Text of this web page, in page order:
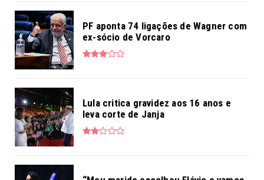
PF aponta 74 ligações de Wagner com
ex-sócio de Vorcaro
Lula critica gravidez aos 16 anos e
leva corte de Janja